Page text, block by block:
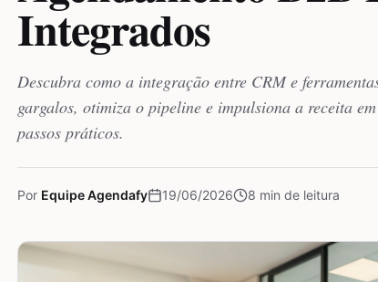
Integrados
Descubra como a integração entre CRM e
gargalos, otimiza o pipeline e impulsiona a receita
passos práticos.
Por Equipe Agendafy 19/06/2026 8 min de leitura